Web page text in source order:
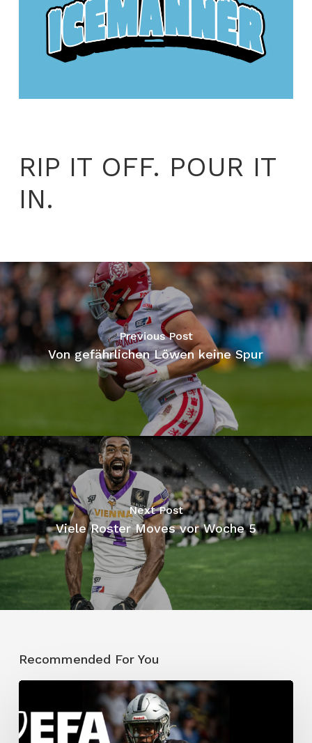
RIP IT OFF. POUR IT
IN.
Previous Post
Von gefährlichen Löwen keine Spur
Next Post
Viele Roster Moves vor Woche 5
Recommended For You
Allen
räumt